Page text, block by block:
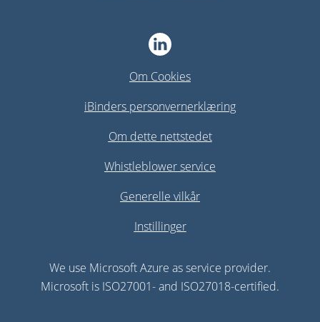
Om Cookies
iBinders personvernerklæring
Om dette nettstedet
Whistleblower service
Generelle vilkår
Instillinger
We use Microsoft Azure as service provider.
Microsoft is ISO27001- and ISO27018-certified.